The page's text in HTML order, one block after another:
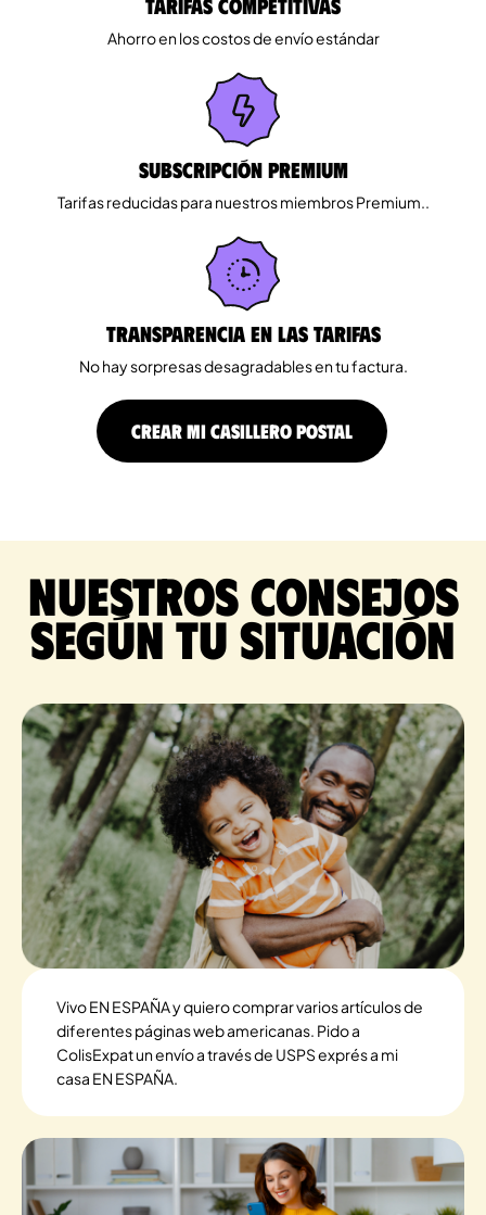
Ahorro en los costos de envío estándar
Subscripción Premium
Tarifas reducidas para nuestros miembros Premium..
Transparencia en las tarifas
No hay sorpresas desagradables en tu factura.
CREAR MI CASILLERO POSTAL
Nuestros consejos
según tu situación
Vivo EN ESPAÑA y quiero comprar varios artículos de
diferentes páginas web americanas. Pido a
ColisExpat un envío a través de USPS exprés a mi
casa EN ESPAÑA.